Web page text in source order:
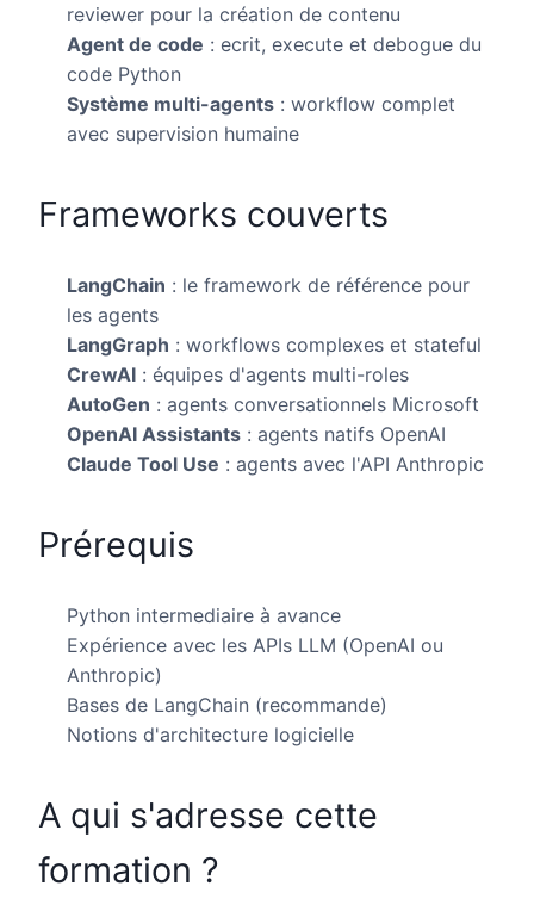
reviewer pour la création de contenu
Agent de code : ecrit, execute et debogue du
code Python
Système multi-agents : workflow complet
avec supervision humaine
Frameworks couverts
LangChain : le framework de référence pour
les agents
LangGraph : workflows complexes et stateful
CrewAI : équipes d'agents multi-roles
AutoGen : agents conversationnels Microsoft
OpenAI Assistants : agents natifs OpenAI
Claude Tool Use : agents avec l'API Anthropic
Prérequis
Python intermediaire à avance
Expérience avec les APIs LLM (OpenAI ou
Anthropic)
Bases de LangChain (recommande)
Notions d'architecture logicielle
A qui s'adresse cette
formation ?